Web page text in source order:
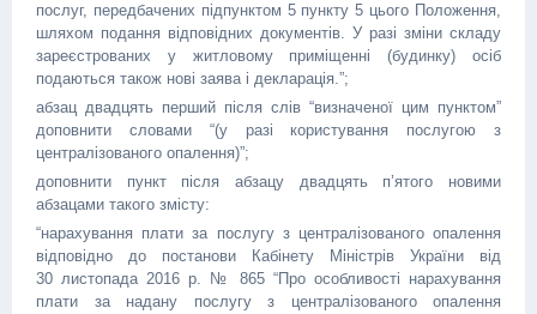
послуг, передбачених підпунктом 5 пункту 5 цього Положення,
шляхом подання відповідних документів. У разі зміни складу
зареєстрованих у житловому приміщенні (будинку) осіб
подаються також нові заява і декларація.”;
абзац двадцять перший після слів “визначеної цим пунктом”
доповнити словами “(у разі користування послугою з
централізованого опалення)”;
доповнити пункт після абзацу двадцять п’ятого новими
абзацами такого змісту:
“нарахування плати за послугу з централізованого опалення
відповідно до постанови Кабінету Міністрів України від
30 листопада 2016 р. № 865 “Про особливості нарахування
плати за надану послугу з централізованого опалення